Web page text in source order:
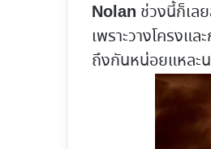
Nolan ช่วงนี้ก็เล
เพราะวางโครงแ
ถึงกันหน่อยแหละ